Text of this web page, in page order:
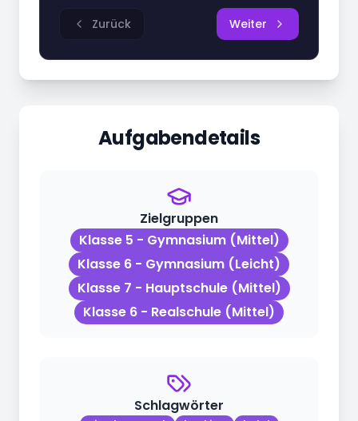
Zurück Weiter
Aufgabendetails
Zielgruppen
Klasse 5 - Gymnasium(Mittel)
Klasse 6 - Gymnasium (Leicht)
Klasse 7 - Hauptschule(Mittel)
Klasse 6 - Realschule (Mittel)
Schlagwörter